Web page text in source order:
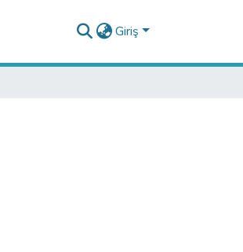
Giriş